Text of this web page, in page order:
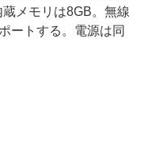
メモリは8GB。無線
ートする。電源は同